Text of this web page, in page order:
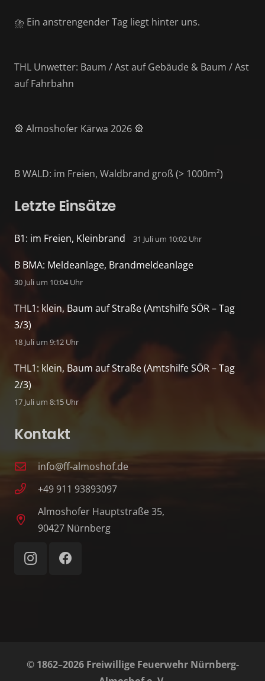
⛈️ Ein anstrengender Tag liegt hinter uns.
THL Unwetter: Baum / Ast auf Gebäude & Baum / Ast
auf Fahrbahn
🎡 Almoshofer Kärwa 2026 🎡
B WALD: im Freien, Waldbrand groß (> 1000m²)
Letzte Einsätze
B1: im Freien, Kleinbrand 31 Juli um 10:02 Uhr
B BMA: Meldeanlage, Brandmeldeanlage
30 Juli um 10:04 Uhr
THL1: klein, Baum auf Straße (Amtshilfe SÖR – Tag
3/3)
18 Juli um 9:12 Uhr
THL1: klein, Baum auf Straße (Amtshilfe SÖR – Tag
2/3)
17 Juli um 8:15 Uhr
Kontakt
info@ff-almoshof.de
+49 911 93893097
Almoshofer Hauptstraße 35,
90427 Nürnberg
© 1862–2026 Freiwillige Feuerwehr Nürnberg-